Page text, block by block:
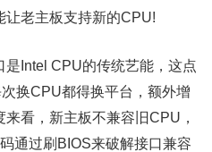
让老主板支持新的CPU!
Intel CPU的传统艺能，这点
换CPU都得换平台，额外增
看，新主板不兼容旧CPU，
通过刷BIOS来破解接口兼容